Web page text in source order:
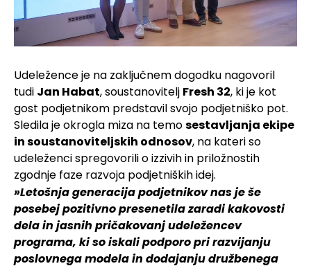
Udeležence je na zaključnem dogodku nagovoril
tudi Jan Habat, soustanovitelj Fresh 32, ki je kot
gost podjetnikom predstavil svojo podjetniško pot.
Sledila je okrogla miza na temosestavljanja ekipe
in soustanoviteljskih odnosov, na kateri so
udeleženci spregovorili o izzivih in priložnostih
zgodnje faze razvoja podjetniških idej.
»Letošnja generacija podjetnikov nas je še
posebej pozitivno presenetila zaradi kakovosti
dela in jasnih pričakovanj udeležencev
programa, ki so iskali podporo pri razvijanju
poslovnega modela in dodajanju družbenega